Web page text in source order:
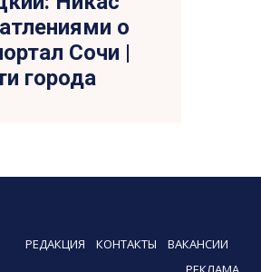
о
Сочи |
города
РЕДАКЦИЯ КОНТАКТЫ
ВАКАНСИИ